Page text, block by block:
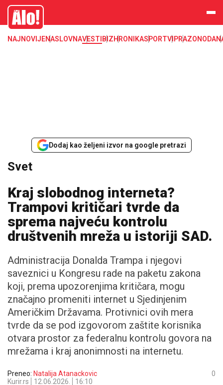
Svet, Ruske vesti, Planeta, Region
Alo
NAJNOVIJENASLOVNAVESTI BIZHRONIKASPORTVIPRAZONODA
Dodaj kao željeni izvor na google pretrazi
Svet
Kraj slobodnog interneta?
Trampovi kritičari tvrde da
sprema najveću kontrolu
društvenih mreža u istoriji SAD.
Administracija Donalda Trampa i njegovi
saveznici u Kongresu rade na paketu zakona
koji, prema upozorenjima kritičara, mogu
značajno promeniti internet u Sjedinjenim
Američkim Državama. Protivnici ovih mera
tvrde da se pod izgovorom zaštite korisnika
otvara prostor za federalnu kontrolu govora na
mrežama i kraj anonimnosti na internetu.
Preneo: Natalija Atanackovic
Kurir.rs
12.06.2026. 16:10
0